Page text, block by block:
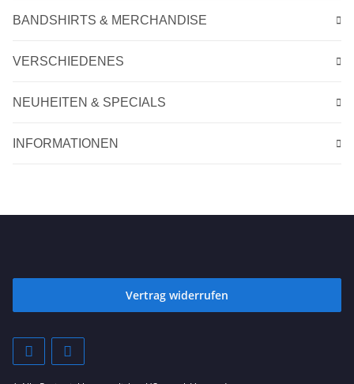
BANDSHIRTS & MERCHANDISE
VERSCHIEDENES
NEUHEITEN & SPECIALS
INFORMATIONEN
Vertrag widerrufen